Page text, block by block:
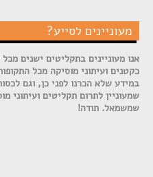
מעוניינים לסייע?
אנו מעוניינים בתקליטים ישנים
כקטנים ועיתוני מוסיקה מכל
במידע שלא הכרנו לפני כן, וגם
שמעוניין לתרום תקליטים ועיתוני
שמשמאל. תודה!